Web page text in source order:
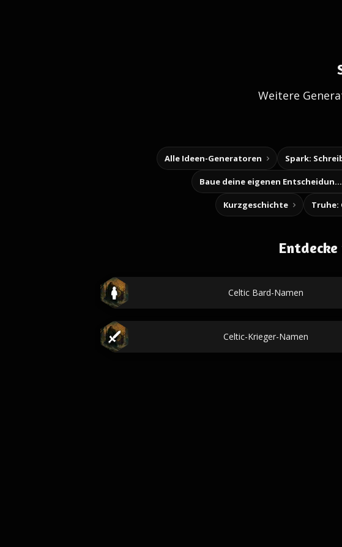
Weitere
Alle Ideen-Generatoren Spark:
Baue deine eigenen Entscheidungsabenteuer
Kurzgeschichte Truhe:
Celtic Bard-Namen
Celtic-Krieger-Namen